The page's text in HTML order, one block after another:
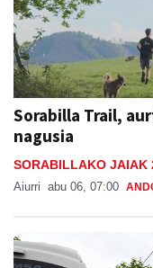
Sorabilla Trail,
nagusia
SORABILLAKO JAIAK
Aiurri abu 06, 07:00